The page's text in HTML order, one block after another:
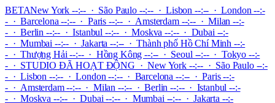
BETANew York --:-- · São Paulo --:-- · Lisbon --:-- · London --:-
- · Barcelona --:-- · Paris --:-- · Amsterdam --:-- · Milan --:-
- · Berlin --:-- · Istanbul --:-- · Moskva --:-- · Dubai --:-
- · Mumbai --:-- · Jakarta --:-- · Thành phố Hồ Chí Minh --:-
- · Thượng Hải --:-- · Hồng Kông --:-- · Seoul --:-- · Tokyo --:-
-· STUDIO ĐÃ HOẠT ĐỘNG ·New York --:-- · São Paulo --:-
- · Lisbon --:-- · London --:-- · Barcelona --:-- · Paris --:-
- · Amsterdam --:-- · Milan --:-- · Berlin --:-- · Istanbul --:-
- · Moskva --:-- · Dubai --:-- · Mumbai --:-- · Jakarta --:-